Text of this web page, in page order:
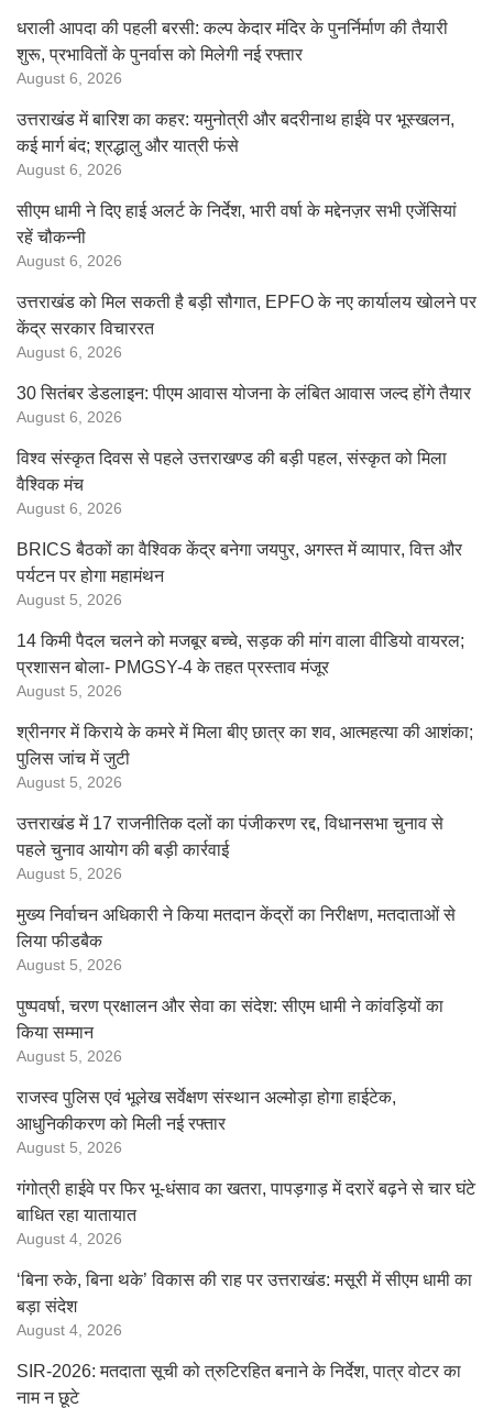
धराली आपदा की पहली बरसी: कल्प केदार मंदिर के पुनर्निर्माण की तैयारी
शुरू, प्रभावितों के पुनर्वास को मिलेगी नई रफ्तार
August 6, 2026
उत्तराखंड में बारिश का कहर: यमुनोत्री और बदरीनाथ हाईवे पर भूस्खलन,
कई मार्ग बंद; श्रद्धालु और यात्री फंसे
August 6, 2026
सीएम धामी ने दिए हाई अलर्ट के निर्देश, भारी वर्षा के मद्देनज़र सभी एजेंसियां
रहें चौकन्नी
August 6, 2026
उत्तराखंड को मिल सकती है बड़ी सौगात, EPFO के नए कार्यालय खोलने पर
केंद्र सरकार विचाररत
August 6, 2026
30 सितंबर डेडलाइन: पीएम आवास योजना के लंबित आवास जल्द होंगे तैयार
August 6, 2026
विश्व संस्कृत दिवस से पहले उत्तराखण्ड की बड़ी पहल, संस्कृत को मिला
वैश्विक मंच
August 6, 2026
BRICS बैठकों का वैश्विक केंद्र बनेगा जयपुर, अगस्त में व्यापार, वित्त और
पर्यटन पर होगा महामंथन
August 5, 2026
14 किमी पैदल चलने को मजबूर बच्चे, सड़क की मांग वाला वीडियो वायरल;
प्रशासन बोला- PMGSY-4 के तहत प्रस्ताव मंजूर
August 5, 2026
श्रीनगर में किराये के कमरे में मिला बीए छात्र का शव, आत्महत्या की आशंका;
पुलिस जांच में जुटी
August 5, 2026
उत्तराखंड में 17 राजनीतिक दलों का पंजीकरण रद्द, विधानसभा चुनाव से
पहले चुनाव आयोग की बड़ी कार्रवाई
August 5, 2026
मुख्य निर्वाचन अधिकारी ने किया मतदान केंद्रों का निरीक्षण, मतदाताओं से
लिया फीडबैक
August 5, 2026
पुष्पवर्षा, चरण प्रक्षालन और सेवा का संदेश: सीएम धामी ने कांवड़ियों का
किया सम्मान
August 5, 2026
राजस्व पुलिस एवं भूलेख सर्वेक्षण संस्थान अल्मोड़ा होगा हाईटेक,
आधुनिकीकरण को मिली नई रफ्तार
August 5, 2026
गंगोत्री हाईवे पर फिर भू-धंसाव का खतरा, पापड़गाड़ में दरारें बढ़ने से चार घंटे
बाधित रहा यातायात
August 4, 2026
‘बिना रुके, बिना थके’ विकास की राह पर उत्तराखंड: मसूरी में सीएम धामी का
बड़ा संदेश
August 4, 2026
SIR-2026: मतदाता सूची को त्रुटिरहित बनाने के निर्देश, पात्र वोटर का
नाम न छूटे